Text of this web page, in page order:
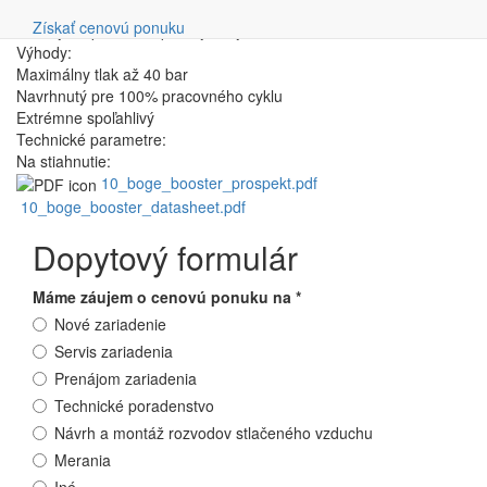
Získať cenovú ponuku
ideálny na použitie v priemyselných odvetviach.
Výhody:
Maximálny tlak až 40 bar
Navrhnutý pre 100% pracovného cyklu
Extrémne spoľahlivý
Technické parametre:
Na stiahnutie:
10_boge_booster_prospekt.pdf
10_boge_booster_datasheet.pdf
Dopytový formulár
Máme záujem o cenovú ponuku na *
Nové zariadenie
Servis zariadenia
Prenájom zariadenia
Technické poradenstvo
Návrh a montáž rozvodov stlačeného vzduchu
Merania